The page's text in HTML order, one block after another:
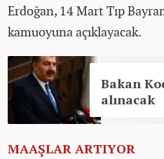
Erdoğan, 14 Mart Tıp
kamuoyuna açıklayacak.
Bakan
alınacak
MAAŞLAR ARTIYOR